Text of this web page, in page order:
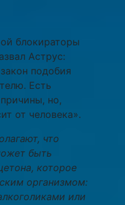
блокираторы
Аструс:
подобия
Есть
но,
от человека».
что
быть
которое
организмом:
или